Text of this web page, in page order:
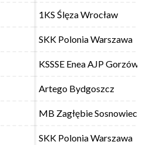
1KS Ślęza Wrocław
SKK Polonia Warszawa
KSSSE Enea AJP
Artego Bydgoszcz
MB Zagłębie Sosnowiec
SKK Polonia Warszawa
1KS Ślęza Wrocław
SKK Polonia Warszawa
KSSSE Enea AJP
Artego Bydgoszcz
MB Zagłębie Sosnowiec
SKK Polonia Warszawa